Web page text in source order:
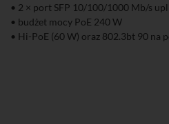
• 2 × port SFP 10/100/1000 Mb/s
• budżet mocy PoE 240 W
• Hi-PoE (60 W) oraz 802.3bt 90 na
• Zarządzanie lokalne (WWW),
• Funkcja PoE Watchdog